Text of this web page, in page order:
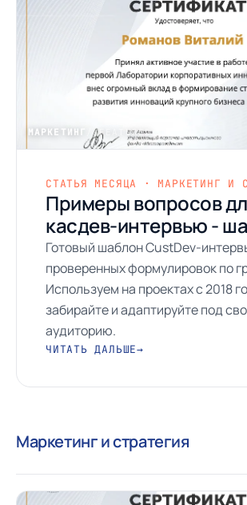
МАРКЕТИНГ / FEATURED
СТАТЬЯ МЕСЯЦА · МАРКЕТИНГ И
Примеры вопросов
касдев-интервью -
Готовый шаблон CustDev-
проверенных формулировок по
Используем на проектах с 2018
забирайте и адаптируйте под
аудиторию.
ЧИТАТЬ ДАЛЬШЕ→
Маркетинг и стратегия